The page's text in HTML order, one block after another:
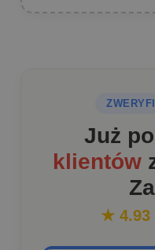
Już
klientów
★ 4.93